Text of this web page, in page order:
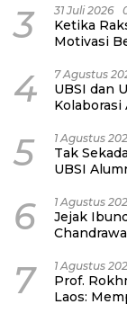
3 31 Juli 2026
Ketika
Motivasi
4 7 Agustus
UBSI dan
Kolaborasi
5 1 Agustus
Tak
UBSI
6 1 Agustus
Jejak
7 1 Agustus
Prof. Rokhmin Dahuri
Laos: